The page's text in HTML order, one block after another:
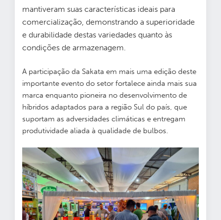
mantiveram suas características ideais para
comercialização, demonstrando a superioridade
e durabilidade destas variedades quanto às
condições de armazenagem.
A participação da Sakata em mais uma edição deste
importante evento do setor fortalece ainda mais sua
marca enquanto pioneira no desenvolvimento de
híbridos adaptados para a região Sul do país, que
suportam as adversidades climáticas e entregam
produtividade aliada à qualidade de bulbos.